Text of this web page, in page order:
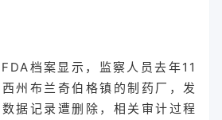
档案显示，监察人员去年11
州布兰奇伯格镇的制药厂，发
据记录遭删除，相关审计过程